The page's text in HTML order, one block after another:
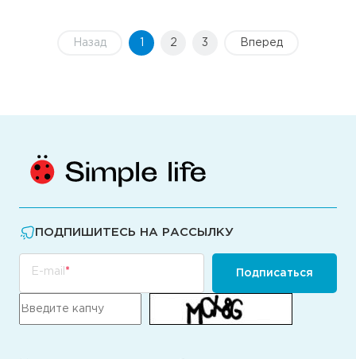
Назад 2 3 Вперед
ПОДПИШИТЕСЬ НА РАССЫЛКУ
E-mail Подписаться